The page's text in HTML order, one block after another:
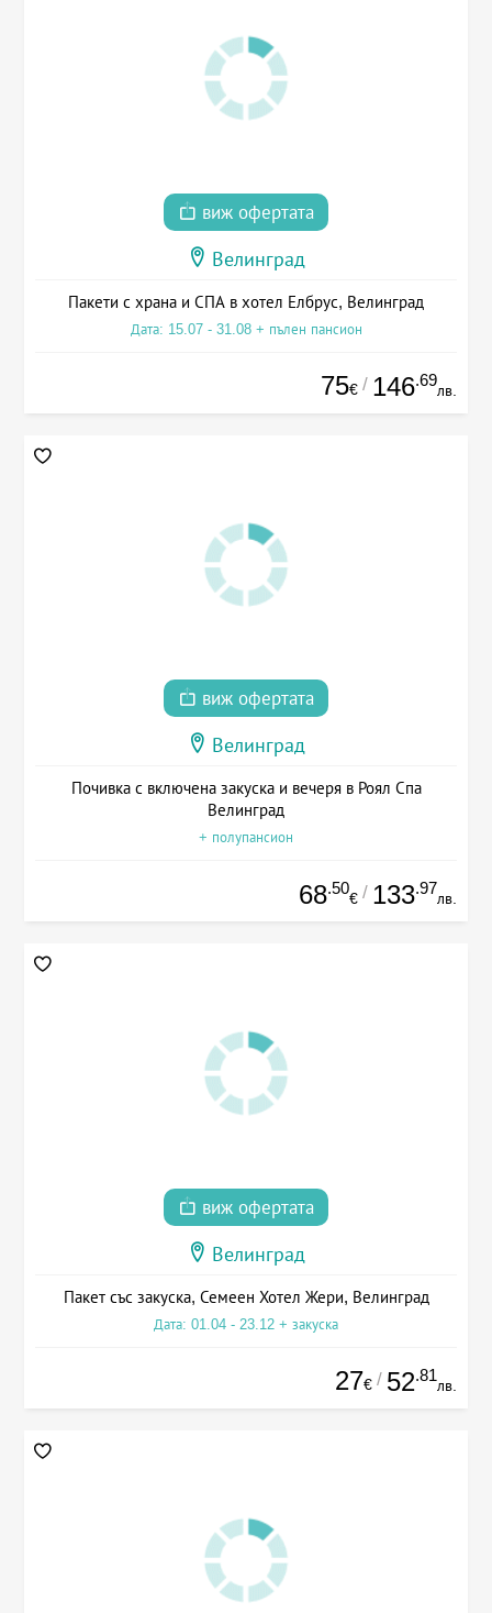
виж офертата
Велинград
Пакети с храна и СПА в хотел Елбрус, Велинград
Дата: 15.07 - 31.08 + пълен пансион
75€ / 146.69
лв.
виж офертата
Велинград
Почивка с включена закуска и вечеря в Роял Спа
Велинград
+ полупансион
68.50
€ / 133.97
лв.
виж офертата
Велинград
Пакет със закуска, Семеен Хотел Жери, Велинград
Дата: 01.04 - 23.12 + закуска
27€ / 52.81
лв.